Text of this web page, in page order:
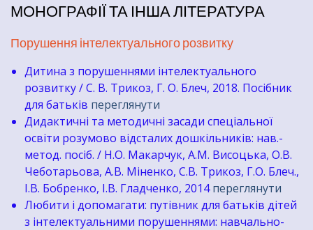
МОНОГРАФІЇ ТА ІНША ЛІТЕРАТУРА
Порушення інтелектуального розвитку
Дитина з порушеннями інтелектуального
розвитку / С. В. Трикоз, Г. О. Блеч, 2018. Посібник
для батьків переглянути
Дидактичні та методичні засади спеціальної
освіти розумово відсталих дошкільників: нав.-
метод. посіб. / Н.О. Макарчук, А.М. Висоцька, О.В.
Чеботарьова, А.В. Міненко, С.В. Трикоз, Г.О. Блеч.,
І.В. Бобренко, І.В. Гладченко, 2014переглянути
Любити і допомагати: путівник для батьків дітей
з інтелектуальними порушеннями: навчально-